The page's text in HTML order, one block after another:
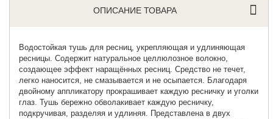
ОПИСАНИЕ ТОВАРА
Водостойкая тушь для ресниц, укрепляющая и удлиняющая
ресницы. Содержит натуральное целлюлозное волокно,
создающее эффект наращённых ресниц. Средство не течет,
легко наносится, не смазывается и не осыпается. Благодаря
двойному аппликатору прокрашивает каждую ресничку и уголки
глаз. Тушь бережно обволакивает каждую ресничку,
подкручивая, разделяя и удлиняя. Представлена в двух